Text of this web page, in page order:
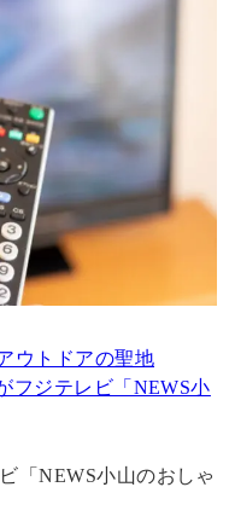
ウトドアの聖地
フジテレビ「NEWS小
「NEWS小山のおしゃ